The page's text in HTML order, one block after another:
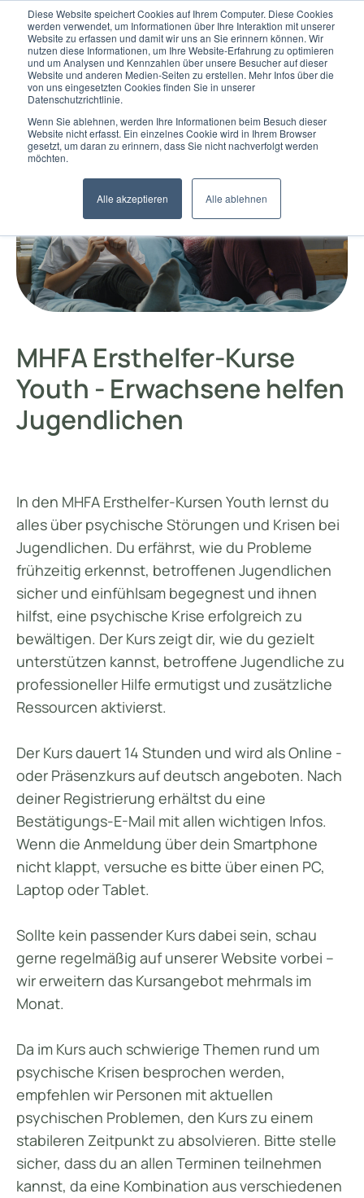
Diese Website speichert Cookies auf Ihrem Computer. Diese Cookies
werden verwendet, um Informationen über Ihre Interaktion mit unserer
Website zu erfassen und damit wir uns an Sie erinnern können. Wir
nutzen diese Informationen, um Ihre Website-Erfahrung zu optimieren
und um Analysen und Kennzahlen über unsere Besucher auf dieser
Website und anderen Medien-Seiten zu erstellen. Mehr Infos über die
von uns eingesetzten Cookies finden Sie in unserer
Datenschutzrichtlinie.
Wenn Sie ablehnen, werden Ihre Informationen beim Besuch dieser
Website nicht erfasst. Ein einzelnes Cookie wird in Ihrem Browser
gesetzt, um daran zu erinnern, dass Sie nicht nachverfolgt werden
möchten.
Alle akzeptieren Alle ablehnen
MHFA Ersthelfer-Kurse
Youth - Erwachsene helfen
Jugendlichen
In den MHFA Ersthelfer-Kursen Youth lernst du
alles über psychische Störungen und Krisen bei
Jugendlichen. Du erfährst, wie du Probleme
frühzeitig erkennst, betroffenen Jugendlichen
sicher und einfühlsam begegnest und ihnen
hilfst, eine psychische Krise erfolgreich zu
bewältigen. Der Kurs zeigt dir, wie du gezielt
unterstützen kannst, betroffene Jugendliche zu
professioneller Hilfe ermutigst und zusätzliche
Ressourcen aktivierst.
Der Kurs dauert 14 Stunden und wird als Online -
oder Präsenzkurs auf deutsch angeboten. Nach
deiner Registrierung erhältst du eine
Bestätigungs-E-Mail mit allen wichtigen Infos.
Wenn die Anmeldung über dein Smartphone
nicht klappt, versuche es bitte über einen PC,
Laptop oder Tablet.
Sollte kein passender Kurs dabei sein, schau
gerne regelmäßig auf unserer Website vorbei –
wir erweitern das Kursangebot mehrmals im
Monat.
Da im Kurs auch schwierige Themen rund um
psychische Krisen besprochen werden,
empfehlen wir Personen mit aktuellen
psychischen Problemen, den Kurs zu einem
stabileren Zeitpunkt zu absolvieren. Bitte stelle
sicher, dass du an allen Terminen teilnehmen
kannst, da eine Kombination aus verschiedenen